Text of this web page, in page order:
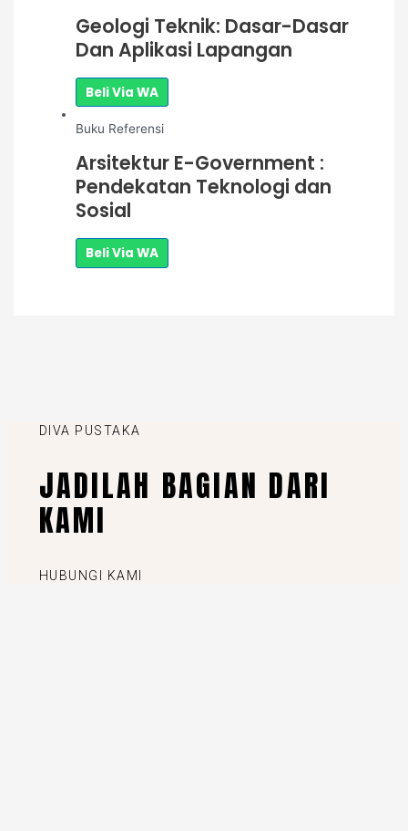
Geologi Teknik: Dasar-Dasar
Dan Aplikasi Lapangan
Beli Via WA
Buku Referensi
Arsitektur E-Government :
Pendekatan Teknologi dan
Sosial
Beli Via WA
DIVA PUSTAKA
JADILAH BAGIAN DARI
KAMI
HUBUNGI KAMI